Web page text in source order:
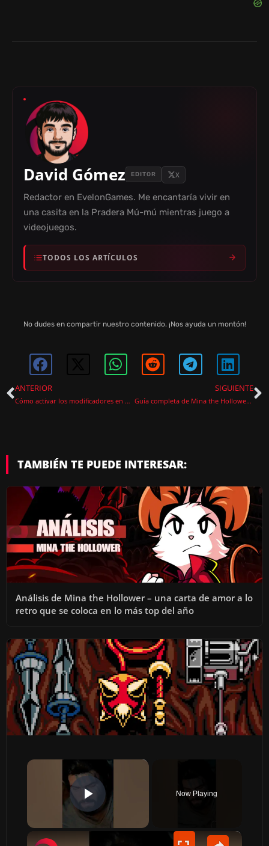
David Gómez EDITOR X
Redactor en EvelonGames. Me encantaría vivir en
una casita en la Pradera Mú-mú mientras juego a
videojuegos.
TODOS LOS ARTÍCULOS
No dudes en compartir nuestro contenido. ¡Nos ayuda un montón!
ANTERIOR
Cómo activar los modificadores en Mina the Hollower
SIGUIENTE
Guía completa de Mina the Hollower: consejos, abalorios y bosses
TAMBIÉN TE PUEDE INTERESAR:
Análisis de Mina the Hollower – una carta de amor a lo
retro que se coloca en lo más top del año
×
PLAY VIDEO
Now Playing
×